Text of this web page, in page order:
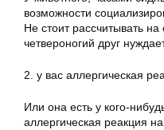
возможности
Не стоит рассчитывать
четвероногий друг
2. у вас аллергическая
Или она есть у кого-
аллергическая реакция